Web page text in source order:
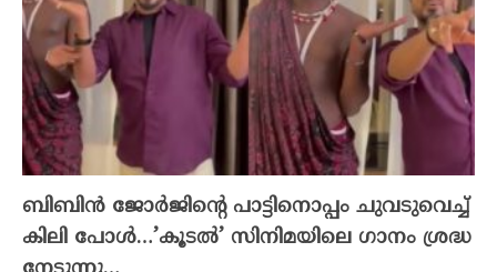
ബിബിൻ ജോർജിന്റെ പാട്ടിനൊപ്പം ചുവടുവെച്ച്
കിലി പോൾ…’കൂടൽ’ സിനിമയിലെ ഗാനം ശ്രദ്ധ